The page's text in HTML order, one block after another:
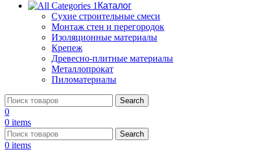
Каталог
Сухие строительные смеси
Монтаж стен и перегородок
Изоляционные материалы
Крепеж
Древесно-плитные материалы
Металлопрокат
Пиломатериалы
Search
0
0 items
Search
0 items